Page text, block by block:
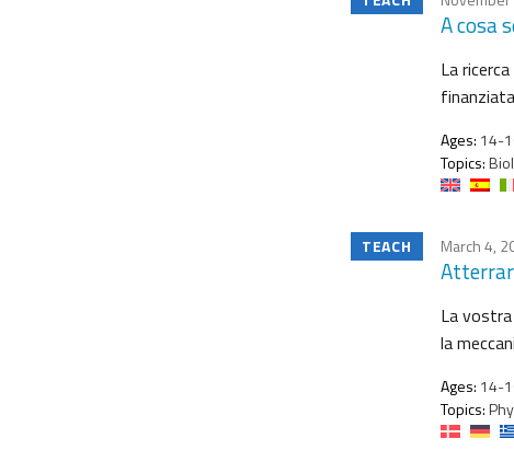
A cosa
La
Ages: 14-
Topics:
TEACH March 4,
La
la
Ages: 14-
Topics: